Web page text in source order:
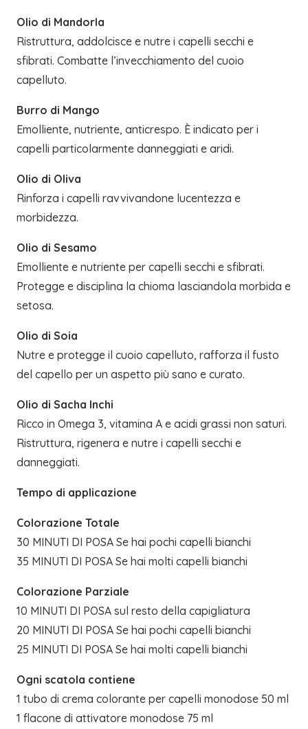
Olio di Mandorla
Ristruttura, addolcisce e nutre i capelli secchi e
sfibrati. Combatte l’invecchiamento del cuoio
capelluto.
Burro di Mango
Emolliente, nutriente, anticrespo. È indicato per i
capelli particolarmente danneggiati e aridi.
Olio di Oliva
Rinforza i capelli ravvivandone lucentezza e
morbidezza.
Olio di Sesamo
Emolliente e nutriente per capelli secchi e sfibrati.
Protegge e disciplina la chioma lasciandola morbida e
setosa.
Olio di Soia
Nutre e protegge il cuoio capelluto, rafforza il fusto
del capello per un aspetto più sano e curato.
Olio di Sacha Inchi
Ricco in Omega 3, vitamina A e acidi grassi non saturi.
Ristruttura, rigenera e nutre i capelli secchi e
danneggiati.
Tempo di applicazione
Colorazione Totale
30 MINUTI DI POSA Se hai pochi capelli bianchi
35 MINUTI DI POSA Se hai molti capelli bianchi
Colorazione Parziale
10 MINUTI DI POSA sul resto della capigliatura
20 MINUTI DI POSA Se hai pochi capelli bianchi
25 MINUTI DI POSA Se hai molti capelli bianchi
Ogni scatola contiene
1 tubo di crema colorante per capelli monodose 50 ml
1 flacone di attivatore monodose 75 ml